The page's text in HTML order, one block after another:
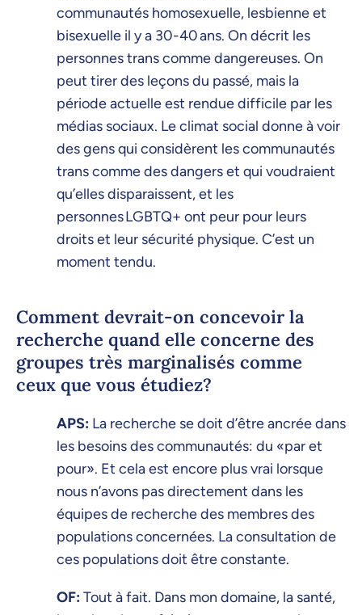
communautés homosexuelle, lesbienne et
bisexuelle il y a 30-40 ans. On décrit les
personnes trans comme dangereuses. On
peut tirer des leçons du passé, mais la
période actuelle est rendue difficile par les
médias sociaux. Le climat social donne à voir
des gens qui considèrent les communautés
trans comme des dangers et qui voudraient
qu’elles disparaissent, et les
personnes LGBTQ+ ont peur pour leurs
droits et leur sécurité physique. C’est un
moment tendu.
Comment devrait-on concevoir la
recherche quand elle concerne des
groupes très marginalisés comme
ceux que vous étudiez?
APS: La recherche se doit d’être ancrée dans
les besoins des communautés: du «par et
pour». Et cela est encore plus vrai lorsque
nous n’avons pas directement dans les
équipes de recherche des membres des
populations concernées. La consultation de
ces populations doit être constante.
OF:Tout à fait. Dans mon domaine, la santé,